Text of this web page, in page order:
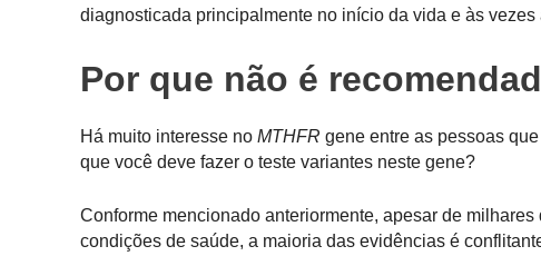
diagnosticada principalmente no início da vida e às
Por que não é
Há muito interesse no MTHFR gene entre as pessoas
que você deve fazer o teste variantes neste gene?
Conforme mencionado anteriormente, apesar de
condições de saúde, a maioria das evidências é